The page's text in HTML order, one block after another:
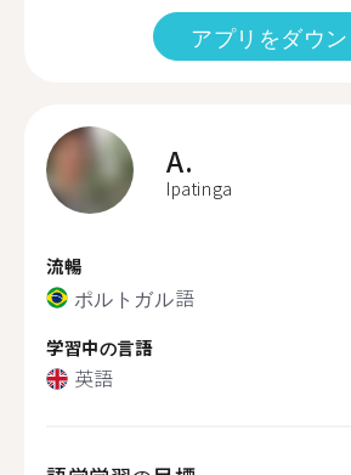
アプリをダウ
A.
Ipatinga
流暢
ポルトガル語
学習中の言語
英語